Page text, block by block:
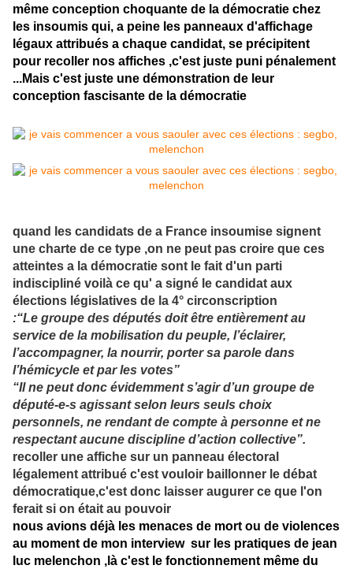
même conception choquante de la démocratie chez
les insoumis qui, a peine les panneaux d'affichage
légaux attribués a chaque candidat, se précipitent
pour recoller nos affiches ,c'est juste puni pénalement
...Mais c'est juste une démonstration de leur
conception fascisante de la démocratie
quand les candidats de a France insoumise signent
une charte de ce type ,on ne peut pas croire que ces
atteintes a la démocratie sont le fait d'un parti
indiscipliné voilà ce qu' a signé le candidat aux
élections législatives de la 4° circonscription
:“Le groupe des députés doit être entièrement au
service de la mobilisation du peuple, l’éclairer,
l’accompagner, la nourrir, porter sa parole dans
l’hémicycle et par les votes”
“Il ne peut donc évidemment s’agir d’un groupe de
député-e-s agissant selon leurs seuls choix
personnels, ne rendant de compte à personne et ne
respectant aucune discipline d’action collective”.
recoller une affiche sur un panneau électoral
légalement attribué c'est vouloir baillonner le débat
démocratique,c'est donc laisser augurer ce que l'on
ferait si on était au pouvoir
nous avions déjà les menaces de mort ou de violences
au moment de mon interview sur les pratiques de jean
luc melenchon ,là c'est le fonctionnement même du